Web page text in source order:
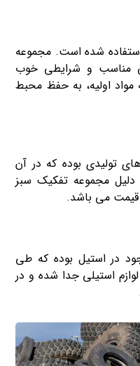
شده است. مجموعه
مناسب و شرایطی خوب
اولیه، به حفظ محبط
تولیدی بوده که در آن
مجموعه تفکیک سبز
قیمت می باشد.
در استیل بوده که طی
استیلی جدا شده و در